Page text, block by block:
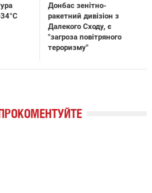
Донбас зенітно-
ракетний дивізіон з
Далекого Сходу, є
"загроза повітряного
тероризму"